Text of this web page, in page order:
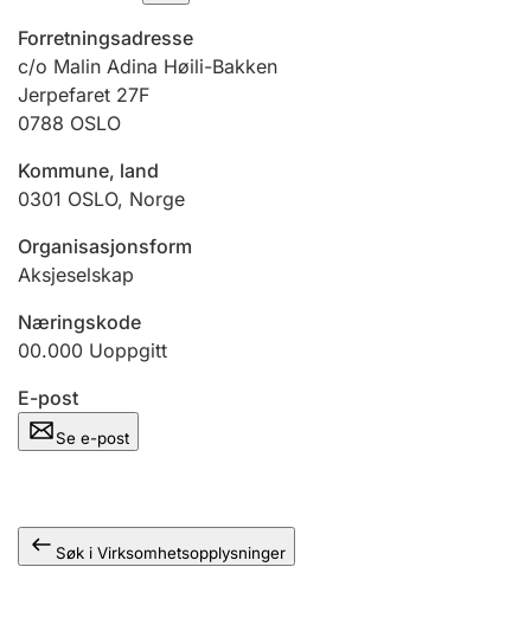
Jeger
Betaling og jegeravgiftskort
Ektepaktveileder
Andre tema
Forretningsadresse
c/o Malin Adina Høili-Bakken
Jerpefaret 27F
0788 OSLO
Kommune, land
0301 OSLO, Norge
Organisasjonsform
Aksjeselskap
Næringskode
00.000 Uoppgitt
E-post
Se e-post
Søk i Virksomhetsopplysninger